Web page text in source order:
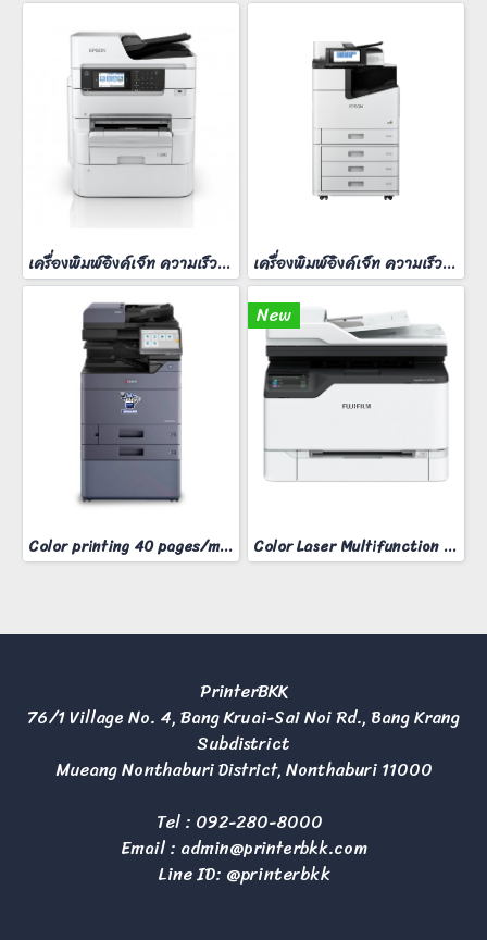
เครื่องพิมพ์อิงค์เจ็ท ความเร็วสี 25 หน้า/นาที เครื่องพิมพ์อิงค์เจ็ท ความเร็วสี 60 หน้า/นาที
Color printing 40 pages/minute
New
Color Laser Multifunction Printer ApeosPort C2410SD
PrinterBKK
76/1 Village No. 4, Bang Kruai-Sai Noi Rd., Bang Krang
Subdistrict
Mueang Nonthaburi District, Nonthaburi 11000
Tel : 092-280-8000
Email : admin@printerbkk.com
Line ID: @printerbkk